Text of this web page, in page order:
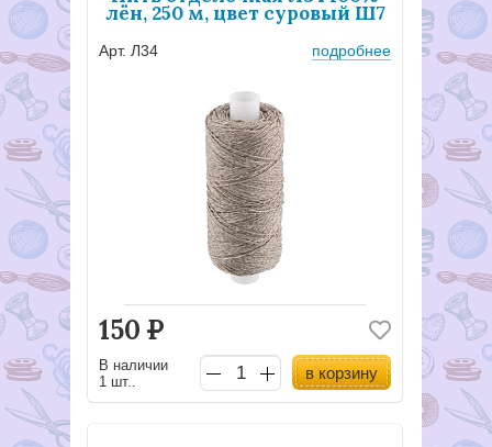
лён, 250 м, цвет суровый Ш7
Арт. Л34 подробнее
150 Р
В наличии
1 шт..
в корзину